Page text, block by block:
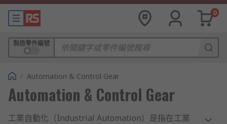
0
製造零件編號
/ Automation & Control Gear
Automation & Control Gear
工業自動化（Industrial Automation）是指在工業